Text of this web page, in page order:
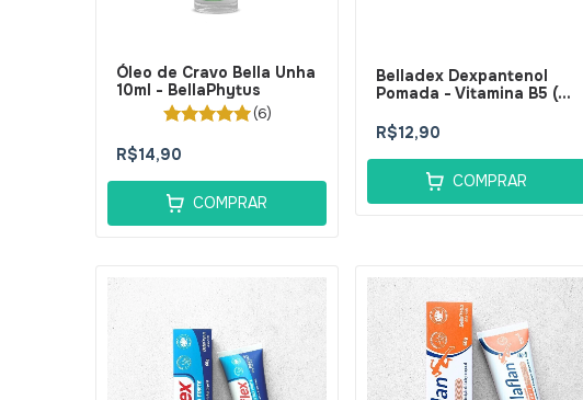
Óleo de Cravo Bella Unha
10ml - BellaPhytus
(6)
R$14,90
COMPRAR
Belladex Dexpantenol
Pomada - Vitamina B5 (D-
BellaPhytus
R$12,90
COMPRAR